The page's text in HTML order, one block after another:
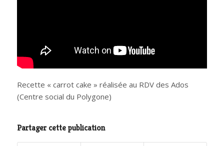
Recette « carrot cake » réalisée au RDV des Ados
(Centre social du Polygone)
Partager cette publication